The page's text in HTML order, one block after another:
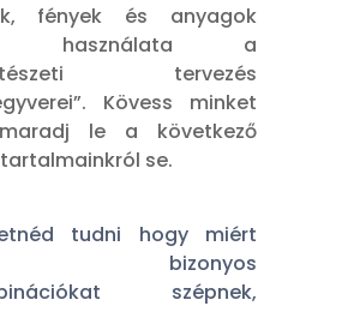
fények és anyagok
használata a
tervezés
Kövess minket
le a következő
se.
tudni hogy miért
bizonyos
szépnek,